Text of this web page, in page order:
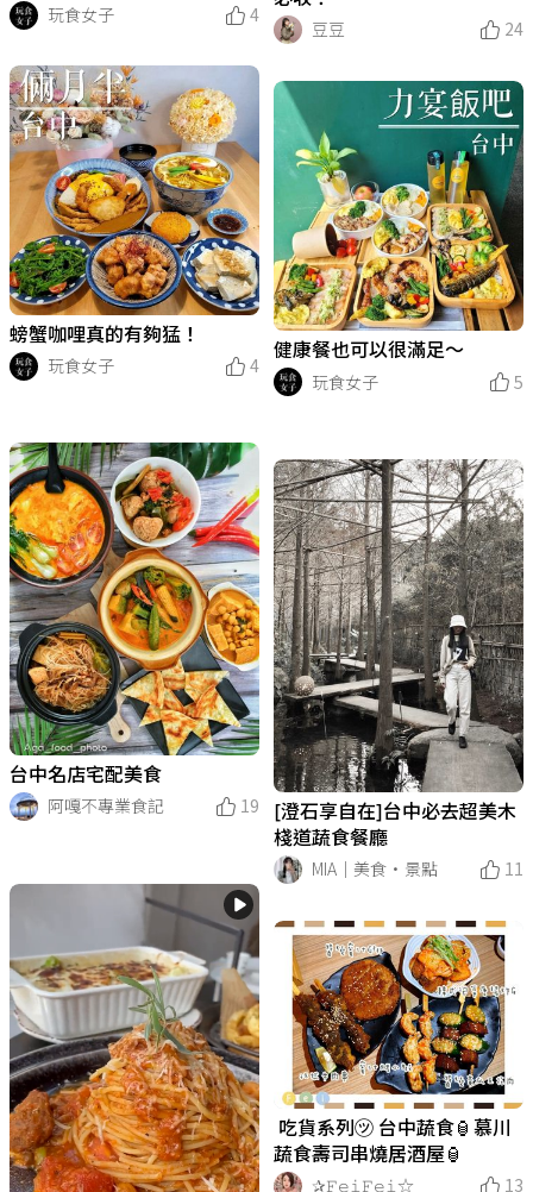
豆豆
24
玩食女子 4
螃蟹咖哩真的有夠猛！
玩食女子
4
健康餐也可以很滿足～
玩食女子
5
台中名店宅配美食
阿嘎不專業食記
19
[澄石享自在]台中必去超美木
棧道蔬食餐廳
MIA｜美食·景點
11
⁡ 吃貨系列㋡ 台中蔬食🏮慕川
蔬食壽司串燒居酒屋🏮
✰𝙵𝚎𝚒𝙵𝚎𝚒☆
13